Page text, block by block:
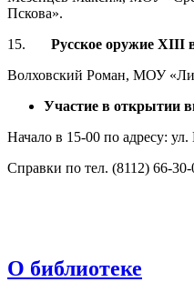
Пскова».
15.
Русское оружие XIII
Волховский Роман, МОУ
Участие в открытии
Начало в 15-00 по адресу:
Справки по тел. (8112) 66-
О библиотеке